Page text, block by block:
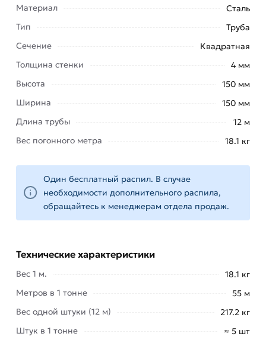
исключительно из конструкционных сортов
стали с низким содержанием легирующих
Заготовки из них формуются
холоднодеформированным способом. Для
дополнительной закалки применяют
термообработку.
Конечные изделия получаются жаропрочными,
пластичными.
Профиль квадратный 150х150х4 мм идеален для
изготовления каркасов модульных
рекламных уличных щитов, фасадных элементов
и прочее.
Металлобаза «МетаМолл
купить трубы профильные квадратного сечения
150х150х4 мм по низкой цене оптом и в розницу.
Материал
Сталь
Тип
Труба
Сечение
Квадратная
Толщина стенки
4 мм
Высота
150 мм
Ширина
150 мм
Длина трубы
12 м
Вес погонного метра
18.1 кг
Один бесплатный распил. В случае
необходимости дополнительного распила,
обращайтесь к менеджерам отдела продаж.
Технические характеристики
Вес 1 м.
18.1 кг
Метров в 1 тонне
55 м
Вес одной штуки (12 м)
217.2 кг
Штук в 1 тонне
≈ 5 шт